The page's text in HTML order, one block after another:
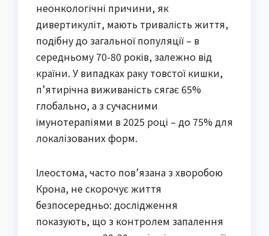
неонкологічні причини, як
дивертикуліт, мають тривалість життя,
подібну до загальної популяції – в
середньому 70-80 років, залежно від
країни. У випадках раку товстої кишки,
п’ятирічна виживаність сягає 65%
глобально, а з сучасними
імунотерапіями в 2025 році – до 75% для
локалізованих форм.
Ілеостома, часто пов’язана з хворобою
Крона, не скорочує життя
безпосередньо: дослідження
показують, що з контролем запалення